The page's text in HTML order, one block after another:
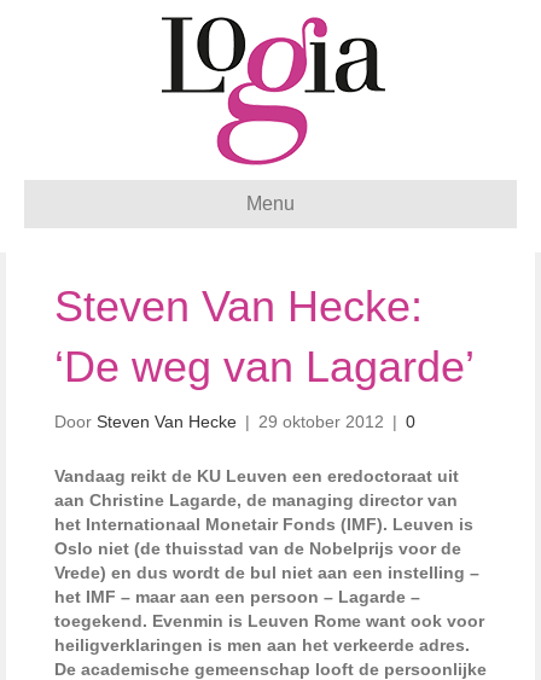
Menu
Steven Van Hecke:
‘De weg van Lagarde’
Door Steven Van Hecke | 29 oktober 2012 | 0
Vandaag reikt de KU Leuven een eredoctoraat uit
aan Christine Lagarde, de managing director van
het Internationaal Monetair Fonds (IMF). Leuven is
Oslo niet (de thuisstad van de Nobelprijs voor de
Vrede) en dus wordt de bul niet aan een instelling –
het IMF – maar aan een persoon – Lagarde –
toegekend. Evenmin is Leuven Rome want ook voor
heiligverklaringen is men aan het verkeerde adres.
De academische gemeenschap looft de persoonlijke